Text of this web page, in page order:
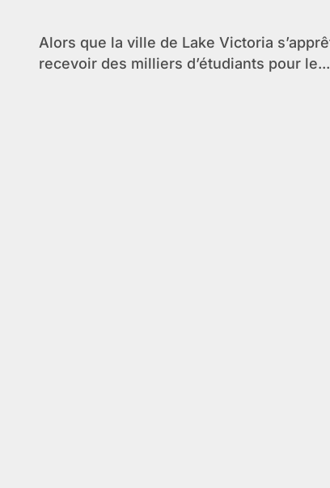
Alors que la ville de Lake Victoria s’apprête à
recevoir des milliers d’étudiants pour le...